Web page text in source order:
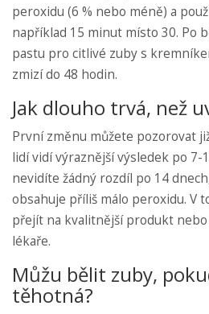
peroxidu (6 % nebo méně) a
například 15 minut místo 30. Po
pastu pro citlivé zuby s
zmizí do 48 hodin.
Jak dlouho trvá, než
První změnu můžete pozorovat
lidí vidí výraznější výsledek po 7-
nevidíte žádný rozdíl po 14
obsahuje příliš málo peroxidu. V
přejít na kvalitnější produkt
lékaře.
Můžu bělit zuby,
těhotná?